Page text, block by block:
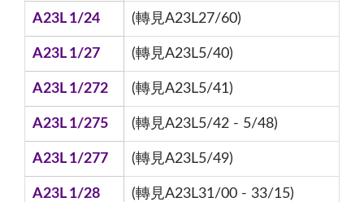
A23L 1/24 (轉見A23L27/60)
A23L 1/27 (轉見A23L5/40)
A23L 1/272 (轉見A23L5/41)
A23L 1/275 (轉見A23L5/42 - 5/48)
A23L 1/277 (轉見A23L5/49)
A23L 1/28 (轉見A23L31/00 - 33/15)